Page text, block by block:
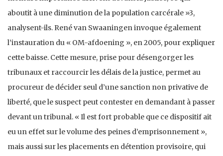
aboutit à une diminution de la population carcérale »3,
analysent-ils. René van Swaaningen invoque également
l’instauration du « OM-afdoening », en 2005, pour expliquer
cette baisse. Cette mesure, prise pour désengorger les
tribunaux et raccourcir les délais de la justice, permet au
procureur de décider seul d’une sanction non privative de
liberté, que le suspect peut contester en demandant à passer
devant un tribunal. « Il est fort probable que ce dispositif ait
eu un effet sur le volume des peines d’emprisonnement »,
mais aussi sur les placements en détention provisoire, qui